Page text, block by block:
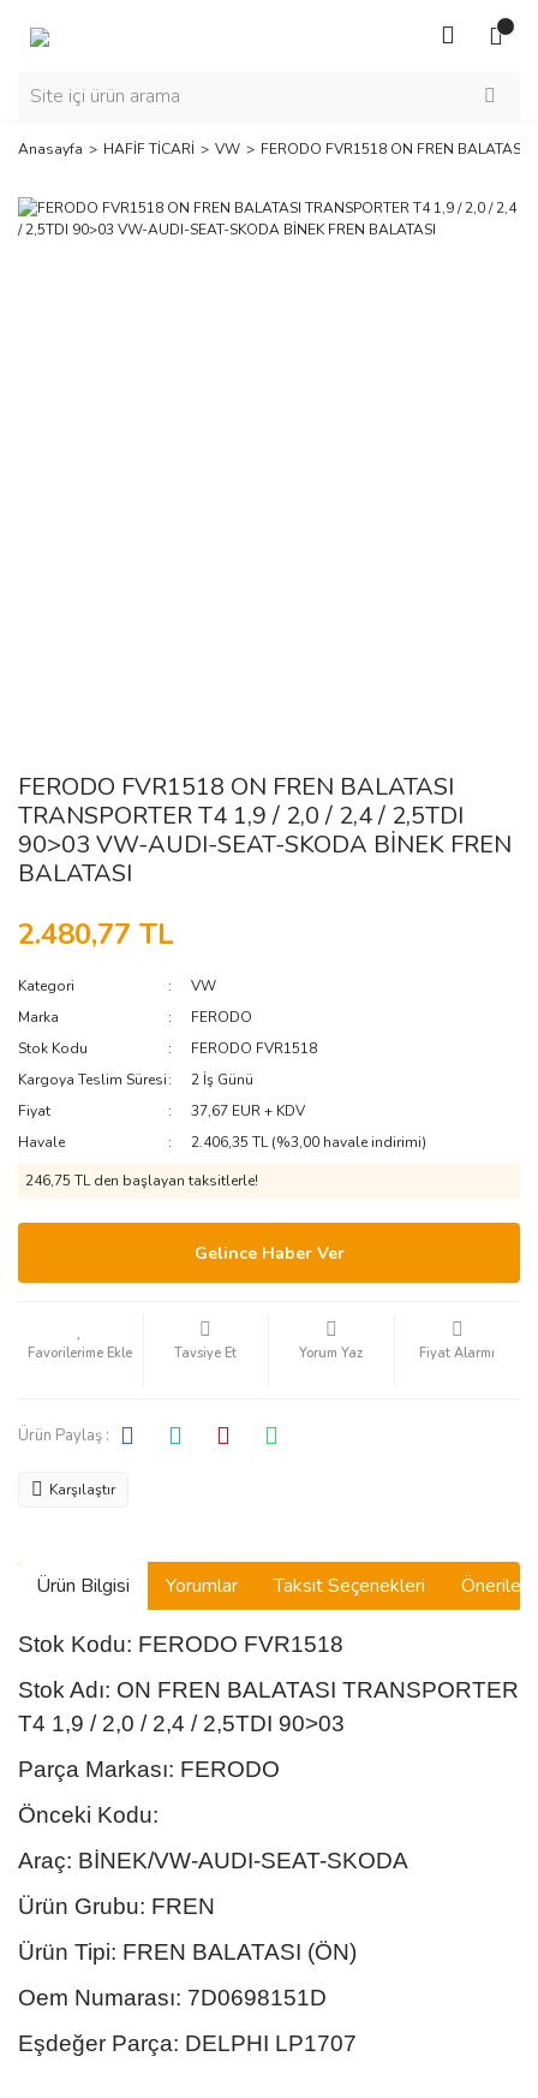
Anasayfa HAFİF TİCARİ VW FERODO FVR1518 ON FREN BALATASI
FERODO FVR1518 ON FREN BALATASI
TRANSPORTER T4 1,9 / 2,0 / 2,4 / 2,5TDI
90>03 VW-AUDI-SEAT-SKODA BİNEK FREN
BALATASI
2.480,77 TL
Kategori
VW
Marka
FERODO
Stok Kodu
FERODO FVR1518
Kargoya Teslim Süresi
2 İş Günü
Fiyat
37,67 EUR + KDV
Havale
2.406,35 TL (%3,00 havale indirimi)
246,75 TL den başlayan taksitlerle!
Gelince Haber Ver
Tavsiye Et Yorum Yaz Fiyat Alarmı
Ürün Paylaş :
Karşılaştır
Ürün Bilgisi Yorumlar Taksit Seçenekleri
Stok Kodu: FERODO FVR1518
Stok Adı: ON FREN BALATASI TRANSPORTER
T4 1,9 / 2,0 / 2,4 / 2,5TDI 90>03
Parça Markası: FERODO
Önceki Kodu:
Araç: BİNEK/VW-AUDI-SEAT-SKODA
Ürün Grubu: FREN
Ürün Tipi: FREN BALATASI (ÖN)
Oem Numarası: 7D0698151D
Eşdeğer Parça: DELPHI LP1707